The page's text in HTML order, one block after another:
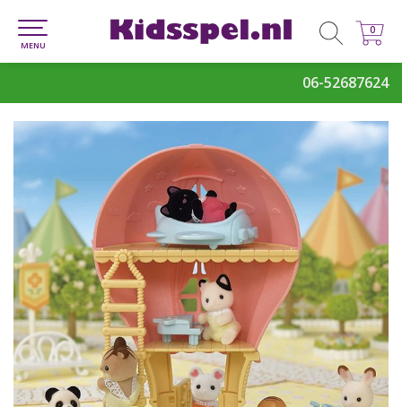
06-52687624
0
0
MENU